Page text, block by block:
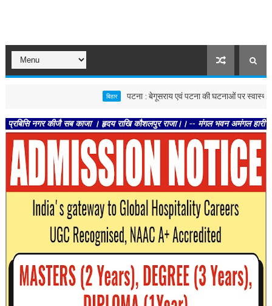
पटना : बेगूसराय एवं पटना की घटनाओं पर स्वास्थ्य विभाग
नगर कीजै सब काजा । हृदय राखि कौशलपुर राजा।। -- मंगल भवन अमंगल हारी। द्रवहु